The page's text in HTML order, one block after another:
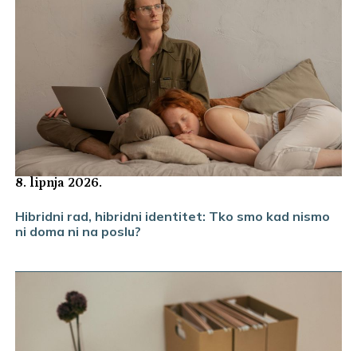
8. lipnja 2026.
Hibridni rad, hibridni identitet: Tko smo kad nismo
ni doma ni na poslu?